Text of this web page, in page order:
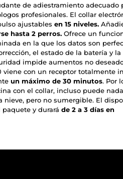
de adiestramiento adecuado
profesionales. El collar
ajustables en 15 niveles.
hasta 2 perros. Ofrece un
en la que los datos son
el estado de la batería y la
impide aumentos no
viene con un receptor totalmente
un máximo de 30 minutos. Por
con el collar, incluso puede
pero no sumergible. El
y durará de 2 a 3 días en